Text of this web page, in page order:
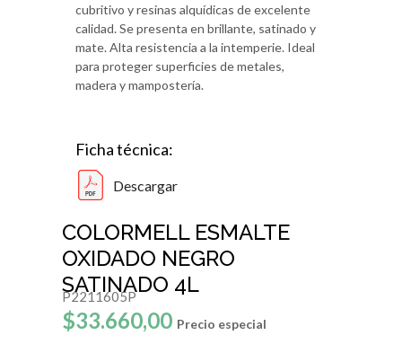
cubritivo y resinas alquídicas de excelente
calidad. Se presenta en brillante, satinado y
mate. Alta resistencia a la intemperie. Ideal
para proteger superficies de metales,
madera y mampostería.
Ficha técnica:
Descargar
COLORMELL ESMALTE
OXIDADO NEGRO
SATINADO 4L
P2211605P
$33.660,00 Precio especial